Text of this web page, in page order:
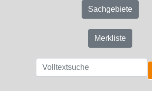
Sachgebiete
Merkliste